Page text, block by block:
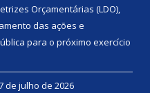
Orçamentárias (LDO),
das ações e
para o próximo exercício
de julho de 2026